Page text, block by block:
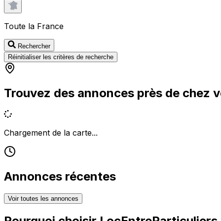
Toute la France
Rechercher
Réinitialiser les critères de recherche
Trouvez des annonces près de chez
Chargement de la carte...
Annonces récentes
Voir toutes les annonces